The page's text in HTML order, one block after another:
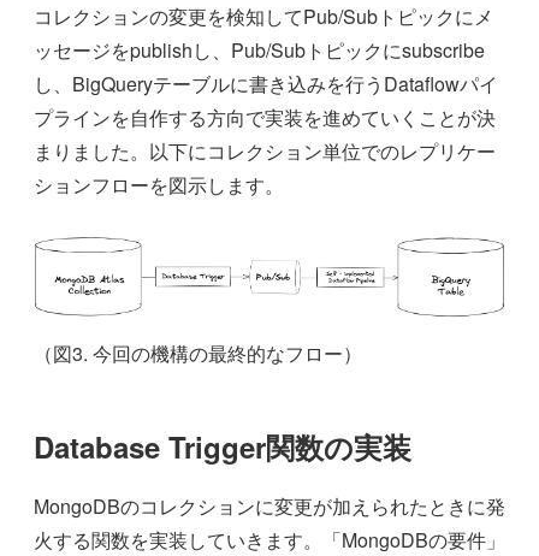
コレクションの変更を検知してPub/Subトピックにメ
ッセージをpublishし、Pub/Subトピックにsubscribe
し、BigQueryテーブルに書き込みを行うDataflowパイ
プラインを自作する方向で実装を進めていくことが決
まりました。以下にコレクション単位でのレプリケー
ションフローを図示します。
（図3. 今回の機構の最終的なフロー）
Database Trigger関数の実装
MongoDBのコレクションに変更が加えられたときに発
火する関数を実装していきます。「MongoDBの要件」